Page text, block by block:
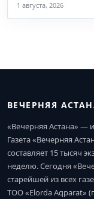
1 августа, 2026
ВЕЧЕРНЯЯ
«Вечерняя Астана» —
Газета «Вечерняя
составляет 15 тысяч
неделю. Сегодня
старейшей из всех
ТОО «Elorda Aqparat»